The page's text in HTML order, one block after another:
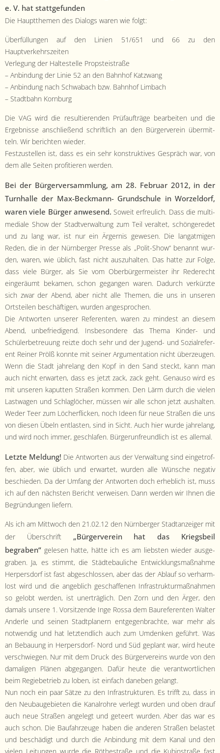
e. V. hat stattgefunden
Die Haupt­the­men des Dialogs waren wie folgt:
Über­fül­lun­gen auf den Lin­ien 51/651 und 66 zu den
Hauptverkehrszeiten
Ver­legung der Hal­testelle Propsteistraße
– Anbindung der Lin­ie 52 an den Bahn­hof Katzwang
– Anbindung nach Schwabach bzw. Bahn­hof Limbach
– Stadt­bahn Kornburg
Die VAG wird die resul­tieren­den Prü­faufträge bear­beit­en und die
Ergeb­nisse anschließend schriftlich an den Bürg­ervere­in über­mit­
teln. Wir bericht­en wieder.
Festzustellen ist, dass es ein sehr kon­struk­tives Gespräch war, von
dem alle Seit­en prof­i­tieren werden.
Bei der Bürg­erver­samm­lung, am 28. Feb­ru­ar 2012, in der
Turn­halle der Max-Beck­mann- Grund­schule in Worzel­dorf,
waren viele Bürg­er anwe­send. Soweit erfreulich. Dass die mul­ti­
me­di­ale Show der Stadtver­wal­tung zum Teil ver­al­tet, schön­gere­det
und zu lang war, ist nur ein Ärg­er­nis gewe­sen. Die lan­gat­mi­gen
Reden, die in der Nürn­berg­er Presse als „Polit-Show“ benan­nt wur­
den, waren, wie üblich, fast nicht auszuhal­ten. Das hat­te zur Folge,
dass viele Bürg­er, als Sie vom Ober­bürg­er­meis­ter ihr Red­erecht
eingeräumt beka­men, schon gegan­gen waren. Dadurch verkürzte
sich zwar der Abend, aber nicht alle The­men, die uns in unseren
Ort­steilen beschäfti­gen, wur­den angesprochen.
Die Antworten unser­er Ref­er­enten, waren zu min­d­est an diesem
Abend, unbe­friedi­gend. Ins­beson­dere das The­ma Kinder- und
Schüler­be­treu­ung reizte doch sehr und der Jugend- und Sozial­ref­er­
ent Rein­er Prölß kon­nte mit sein­er Argu­men­ta­tion nicht überzeu­gen.
Wenn die Stadt jahre­lang den Kopf in den Sand steckt, kann man
auch nicht erwarten, dass es jet­zt zack, zack geht. Genau­so wird es
mit unseren kaput­ten Straßen kom­men. Den Lärm durch die vie­len
Last­wa­gen und Schlaglöch­er, müssen wir alle schon jet­zt aushal­ten.
Wed­er Teer zum Löcher­flick­en, noch Ideen für neue Straßen die uns
von diesen Übeln ent­las­ten, sind in Sicht. Auch hier wurde jahre­lang,
und wird noch immer, geschlafen. Bürgerun­fre­undlich ist es allemal.
Let­zte Mel­dung! Die Antworten aus der Ver­wal­tung sind eingetrof­
fen, aber, wie üblich und erwartet, wur­den alle Wün­sche neg­a­tiv
beschieden. Da der Umfang der Antworten doch erhe­blich ist, muss
ich auf den näch­sten Bericht ver­weisen. Dann wer­den wir Ihnen die
Begrün­dun­gen liefern.
Als ich am Mittwoch den 21.02.12 den Nürn­berg­er Stad­tanzeiger mit
der Über­schrift „Bürg­ervere­in hat das Kriegs­beil
begraben“ gele­sen hat­te, hätte ich es am lieb­sten wieder aus­ge­
graben. Ja, es stimmt, die Städte­bauliche Entwick­lungs­maß­nahme
Her­pers­dorf ist fast abgeschlossen, aber das der Ablauf so ver­harm­
lost wird und die ange­blich geschaf­fe­nen Infra­struk­tur­maß­nah­men
so gelobt wer­den, ist unerträglich. Den Zorn und den Ärg­er, den
damals unsere 1. Vor­sitzende Inge Rossa dem Bau­ref­er­enten Wal­ter
Ander­le und seinen Stadt­plan­ern ent­ge­gen­brachte, war mehr als
notwendig und hat let­z­tendlich auch zum Umdenken geführt. Was
an Bebau­ung in Her­pers­dorf- Nord und Süd geplant war, wird heute
ver­schwiegen. Nur mit dem Druck des Bürg­ervere­ins wurde von den
dama­li­gen Plä­nen abge­gan­gen. Dafür heute die ver­ant­wortlichen
beim Regiebe­trieb zu loben, ist ein­fach daneben gelangt.
Nun noch ein paar Sätze zu den Infra­struk­turen. Es trifft zu, dass in
den Neubauge­bi­eten die Kanal­rohre ver­legt wur­den und oben drauf
auch neue Straßen angelegt und geteert wur­den. Aber das war es
auch schon. Die Bau­fahrzeuge haben die anderen Straßen belastet
und beschädigt und durch die Anbindung mit dem Kanal und den